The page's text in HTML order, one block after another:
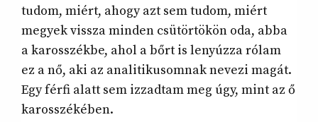
tudom, miért, ahogy azt sem tudom, miért
megyek vissza minden csütörtökön oda, abba
a karosszékbe, ahol a bőrt is lenyúzza rólam
ez a nő, aki az analitikusomnak nevezi magát.
Egy férfi alatt sem izzadtam meg úgy, mint az ő
karosszékében.